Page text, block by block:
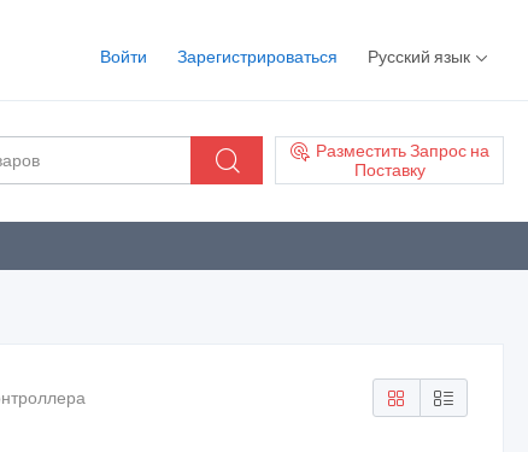
Войти Зарегистрироваться Русский язык
Разместить Запрос на
Поставку